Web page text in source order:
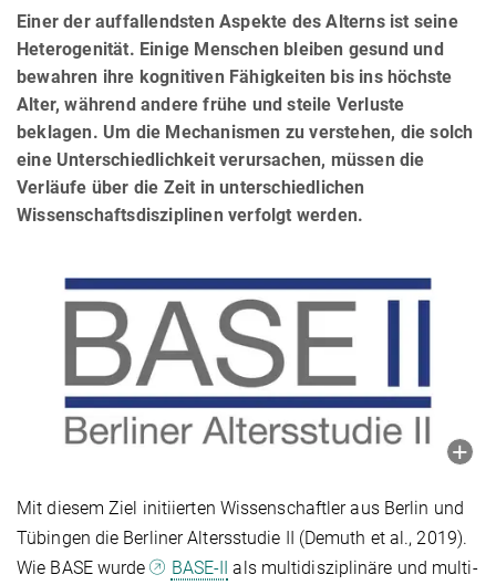
Einer der auffallendsten Aspekte des Alterns ist seine
Heterogenität. Einige Menschen bleiben gesund und
bewahren ihre kognitiven Fähigkeiten bis ins höchste
Alter, während andere frühe und steile Verluste
beklagen. Um die Mechanismen zu verstehen, die solch
eine Unterschiedlichkeit verursachen, müssen die
Verläufe über die Zeit in unterschiedlichen
Wissenschaftsdisziplinen verfolgt werden.
Mit diesem Ziel initiierten Wissenschaftler aus Berlin und
Tübingen die Berliner Altersstudie II (Demuth et al., 2019).
Wie BASE wurde
BASE-II als multidisziplinäre und multi-